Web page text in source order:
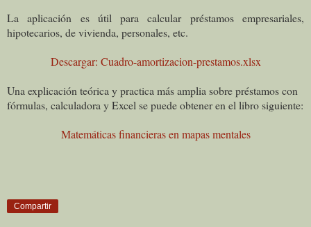
La aplicación es útil para calcular préstamos empresariales,
hipotecarios, de vivienda, personales, etc.
Descargar: Cuadro-amortizacion-prestamos.xlsx
Una explicación teórica y practica más amplia sobre préstamos con
fórmulas, calculadora y Excel se puede obtener en el libro siguiente:
Matemáticas financieras en mapas mentales
Compartir